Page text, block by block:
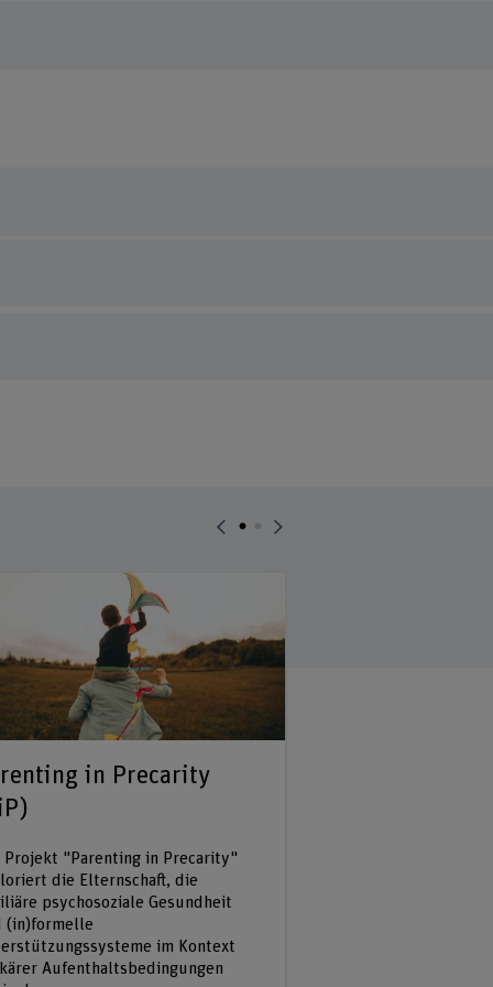
in Precarity
Projekt "Parenting in Precarity"
die Elternschaft, die
psychosoziale Gesundheit
(in)formelle
im Kontext
Aufenthaltsbedingungen